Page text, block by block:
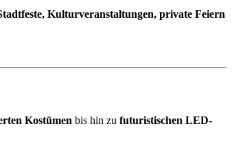
Kulturveranstaltungen, private Feiern
Kostümen bis hin zu futuristischen LED-